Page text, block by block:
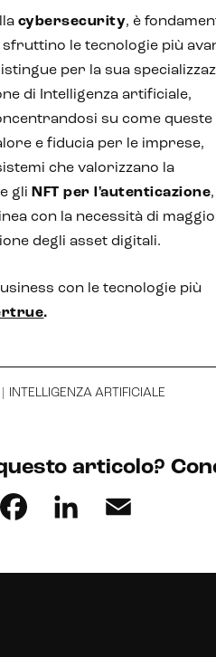
cybersecurity, è
le tecnologie più
per la sua
di Intelligenza artificiale,
su come queste
e fiducia per le imprese,
che valorizzano la
e gliNFT per l'autenticazione,
con la necessità di
degli asset digitali.
con le tecnologie più
.
INTELLIGENZA ARTIFICIALE
articolo?
Facebook
LinkedIn